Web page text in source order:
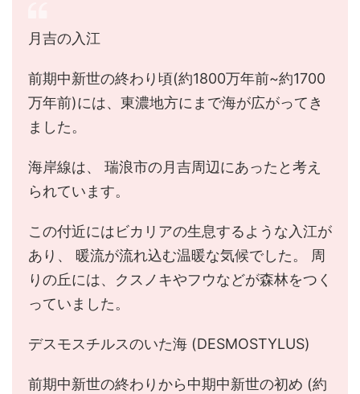
月吉の入江
前期中新世の終わり頃(約1800万年前~約1700
万年前)には、東濃地方にまで海が広がってき
ました。
海岸線は、 瑞浪市の月吉周辺にあったと考え
られています。
この付近にはビカリアの生息するような入江が
あり、 暖流が流れ込む温暖な気候でした。 周
りの丘には、クスノキやフウなどが森林をつく
っていました。
デスモスチルスのいた海 (DESMOSTYLUS)
前期中新世の終わりから中期中新世の初め (約